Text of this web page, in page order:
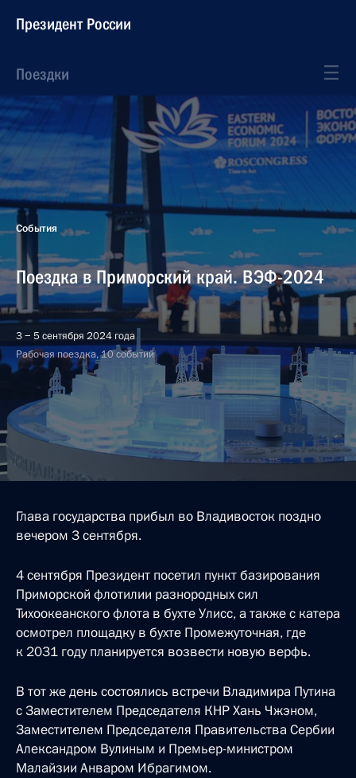
Президент России
Поездки
События
Поездка в Приморский край. ВЭФ-2024
3 − 5 сентября 2024 года
Рабочая поездка, 10 событий
Глава государства прибыл во Владивосток поздно
вечером 3 сентября.
4 сентября Президент посетил пункт базирования
Приморской флотилии разнородных сил
Тихоокеанского флота в бухте Улисс, а также с катера
осмотрел площадку в бухте Промежуточная, где
к 2031 году планируется возвести новую верфь.
В тот же день состоялись встречи Владимира Путина
с Заместителем Председателя КНР Хань Чжэном,
Заместителем Председателя Правительства Сербии
Александром Вулиным и Премьер-министром
Малайзии Анваром Ибрагимом.